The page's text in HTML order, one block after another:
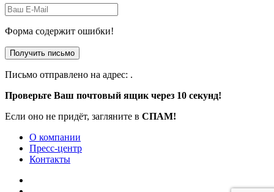
Форма содержит ошибки!
Получить письмо
Письмо отправлено на адрес: .
Проверьте Ваш почтовый ящик через 10 секунд!
Если оно не придёт, загляните в СПАМ!
О компании
Пресс-центр
Контакты